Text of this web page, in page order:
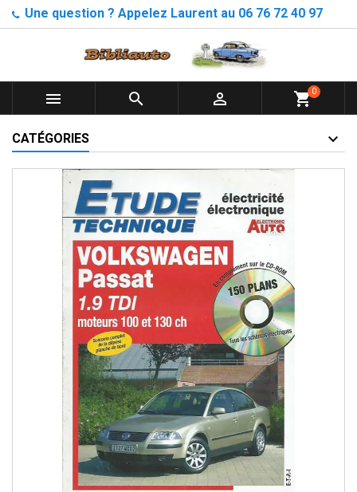
Une question ? Appelez Laurent au 06 76 72 40 97
   shopping_cart0
CATÉGORIES